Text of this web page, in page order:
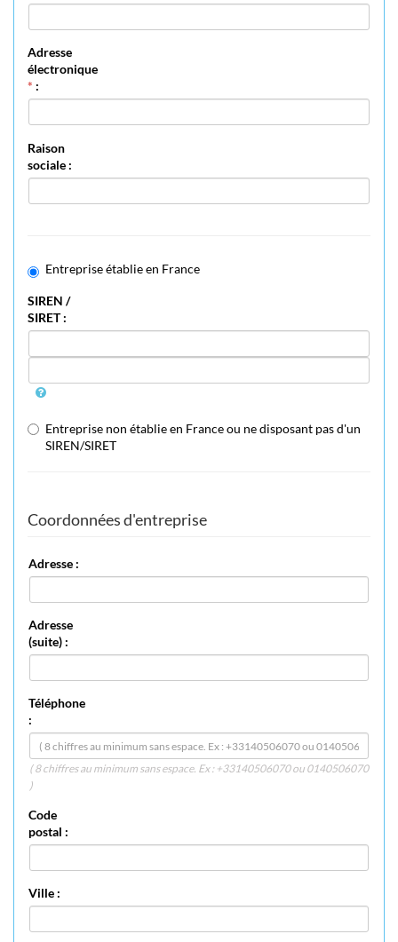
Adresse
électronique
* :
Raison
sociale :
Entreprise établie en France
SIREN /
SIRET :
Entreprise non établie en France ou ne disposant pas d'un
SIREN/SIRET
Coordonnées d'entreprise
Adresse :
Adresse
(suite) :
Téléphone
:
( 8 chiffres au minimum sans espace. Ex : +33140506070 ou 0140506070
)
Code
postal :
Ville :